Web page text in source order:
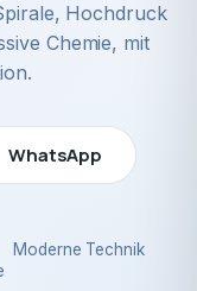
Hochdruck
Chemie, mit
WhatsApp
Moderne Technik